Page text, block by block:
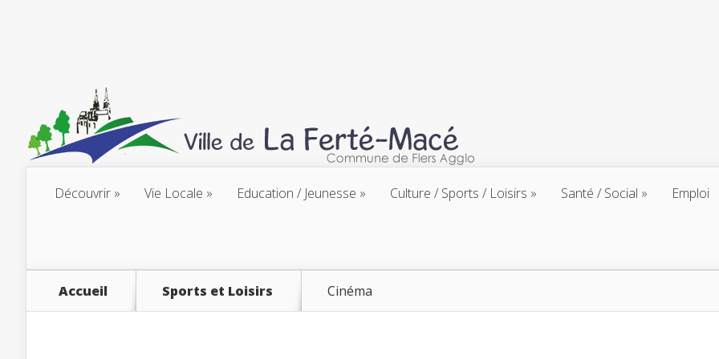
Découvrir Vie Locale Education / Jeunesse Culture / Sports / Loisirs Santé / Social Emploi
Accueil Sports et Loisirs Cinéma